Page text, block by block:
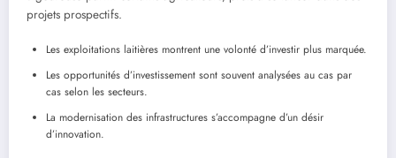
projets prospectifs.
Les exploitations laitières montrent une volonté d’investir plus marquée.
Les opportunités d’investissement sont souvent analysées au cas par
cas selon les secteurs.
La modernisation des infrastructures s’accompagne d’un désir
d’innovation.